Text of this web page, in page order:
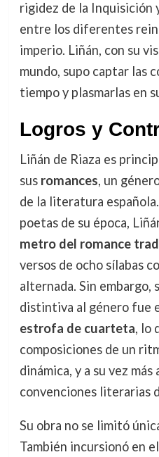
rigidez de la Inquisición
entre los diferentes
imperio. Liñán, con su
mundo, supo captar las
tiempo y plasmarlas en
Logros y
Liñán de Riaza es
sus romances, un
de la literatura
poetas de su época,
metro del romance
versos de ocho sílabas
alternada. Sin embargo,
distintiva al género fue
estrofa de cuarteta, lo
composiciones de un
dinámica, y a su vez más
convenciones literarias
Su obra no se limitó
También incursionó en